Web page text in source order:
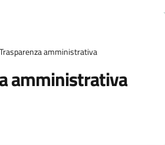
Trasparenza amministrativa
amministrativa